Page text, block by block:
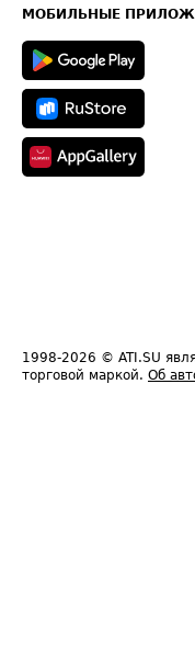
Техническая информация
МОБИЛЬНЫЕ
1998-2026 © ATI.SU
торговой маркой. Об